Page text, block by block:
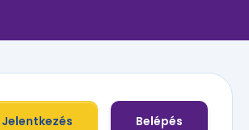
Jelentkezés Belépés